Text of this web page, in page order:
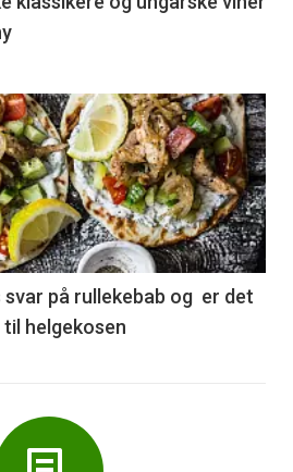
svar på rullekebab og er det
helgekosen